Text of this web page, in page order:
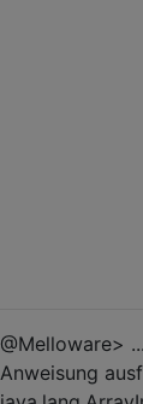
@Melloware>
Anweisung